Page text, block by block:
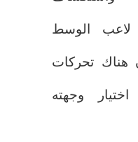
لاعب الوسط
هناك تحركات
وجهته